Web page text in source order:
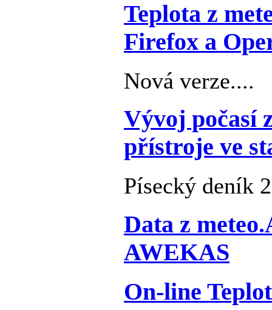
Teplota z
Firefox a
Nová verze....
Vývoj počasí
přístroje ve
Písecký deník
Data z
AWEKAS
On-line